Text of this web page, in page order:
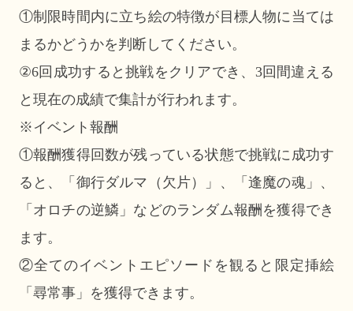
①制限時間内に立ち絵の特徴が目標人物に当ては
まるかどうかを判断してください。
②6回成功すると挑戦をクリアでき、3回間違える
と現在の成績で集計が行われます。
※イベント報酬
①報酬獲得回数が残っている状態で挑戦に成功す
ると、「御行ダルマ（欠片）」、「逢魔の魂」、
「オロチの逆鱗」などのランダム報酬を獲得でき
ます。
②全てのイベントエピソードを観ると限定挿絵
「尋常事」を獲得できます。